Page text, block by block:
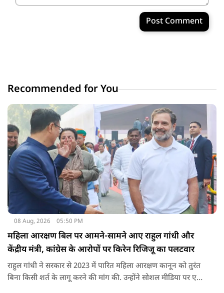
Post Comment
Recommended for You
08 Aug, 2026 05:50 PM
महिला आरक्षण बिल पर आमने-सामने आए राहुल गांधी और
केंद्रीय मंत्री, कांग्रेस के आरोपों पर किरेन रिजिजू का पलटवार
राहुल गांधी ने सरकार से 2023 में पारित महिला आरक्षण कानून को तुरंत
बिना किसी शर्त के लागू करने की मांग की. उन्होंने सोशल मीडिया पर एक